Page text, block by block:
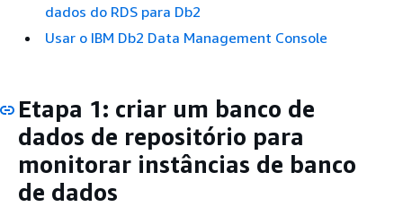
dados do RDS para Db2
Usar o IBM Db2 Data Management Console
Etapa 1: criar um banco de
dados de repositório para
monitorar instâncias de banco
de dados